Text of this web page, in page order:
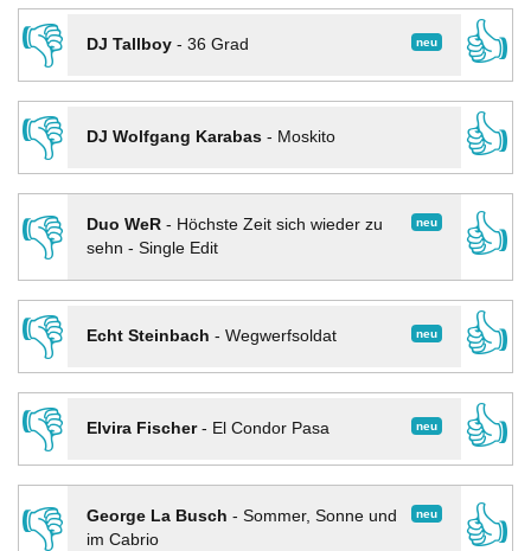
👎
neu
DJ Tallboy- 36 Grad
👍
👎
DJ Wolfgang Karabas- Moskito
👍
👎
neu
Duo WeR- Höchste Zeit sich wieder zu
sehn - Single Edit
👍
👎
neu
Echt Steinbach - Wegwerfsoldat
👍
👎
neu
Elvira Fischer- El Condor Pasa
👍
👎
neu
George La Busch - Sommer, Sonne und
im Cabrio
👍